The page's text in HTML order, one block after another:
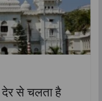
देर से चलता है